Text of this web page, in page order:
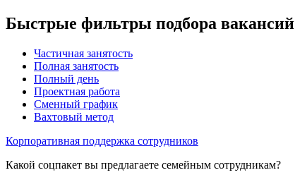
Быстрые фильтры подбора вакансий
Частичная занятость
Полная занятость
Полный день
Проектная работа
Сменный график
Вахтовый метод
Корпоративная поддержка сотрудников
Какой соцпакет вы предлагаете семейным сотрудникам?